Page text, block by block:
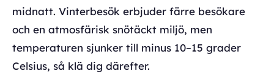
midnatt. Vinterbesök erbjuder färre besökare
och en atmosfärisk snötäckt miljö, men
temperaturen sjunker till minus 10–15 grader
Celsius, så klä dig därefter.